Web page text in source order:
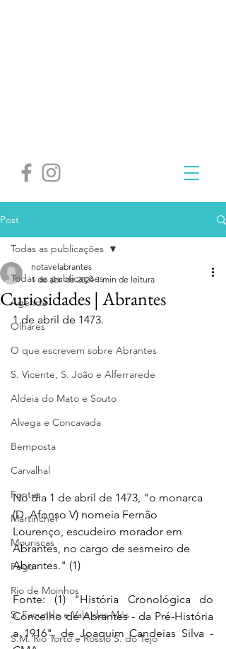
Post
Todas as publicações
Agenda
Olhares
O que escrevem sobre Abrantes
S. Vicente, S. João e Alferrarede
Aldeia do Mato e Souto
Alvega e Concavada
Bemposta
Carvalhal
Fontes
Martinchel
Mouriscas
Pego
Rio de Moinhos
S. Facundo e Vale das Mós
S.M. Rio Torto e Rossio S. do Tejo
Todas as publicações
Curiosidades | Abrantes
notavelabrantes
1 de abr. de 2024 1 min de leitura
1 de abril de 1473.
No dia 1 de abril de 1473, "o monarca
(D. Afonso V) nomeia Fernão
Lourenço, escudeiro morador em
Abrantes, no cargo de sesmeiro de
Abrantes." (1)
Fonte: (1) "História Cronológica do
Concelho de Abrantes - da Pré-História
a 1916", de Joaquim Candeias Silva -